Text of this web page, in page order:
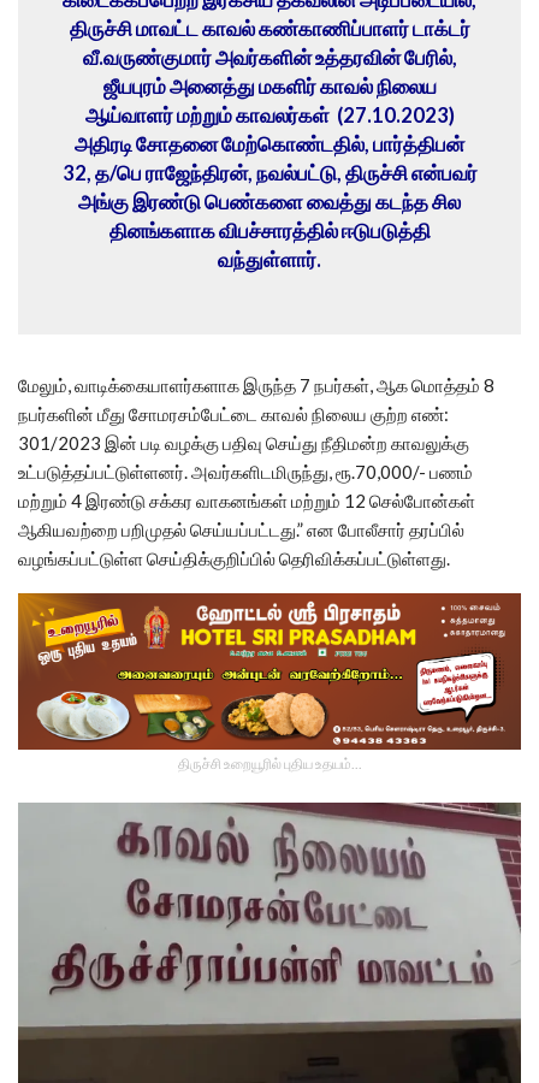
திருச்சி மாவட்ட காவல் கண்காணிப்பாளர் டாக்டர்
வீ.வருண்குமார் அவர்களின் உத்தரவின் பேரில்,
ஜீயபுரம் அனைத்து மகளிர் காவல் நிலைய
ஆய்வாளர் மற்றும் காவலர்கள் (27.10.2023)
அதிரடி சோதனை மேற்கொண்டதில், பார்த்திபன்
32, த/பெ ராஜேந்திரன், நவல்பட்டு, திருச்சி என்பவர்
அங்கு இரண்டு பெண்களை வைத்து கடந்த சில
தினங்களாக விபச்சாரத்தில் ஈடுபடுத்தி
வந்துள்ளார்.
மேலும், வாடிக்கையாளர்களாக இருந்த 7 நபர்கள், ஆக மொத்தம் 8
நபர்களின் மீது சோமரசம்பேட்டை காவல் நிலைய குற்ற எண்:
301/2023 இன் படி வழக்கு பதிவு செய்து நீதிமன்ற காவலுக்கு
உட்படுத்தப்பட்டுள்ளனர். அவர்களிடமிருந்து, ரூ.70,000/- பணம்
மற்றும் 4 இரண்டு சக்கர வாகனங்கள் மற்றும் 12 செல்போன்கள்
ஆகியவற்றை பறிமுதல் செய்யப்பட்டது.” என போலீசார் தரப்பில்
வழங்கப்பட்டுள்ள செய்திக்குறிப்பில் தெரிவிக்கப்பட்டுள்ளது.
திருச்சி உறையூரில் புதிய உதயம்...